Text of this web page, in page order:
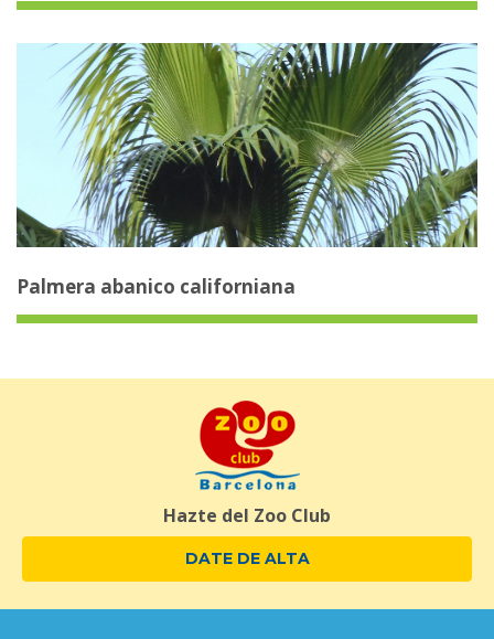
Palmera abanico californiana
Hazte del Zoo Club
DATE DE ALTA